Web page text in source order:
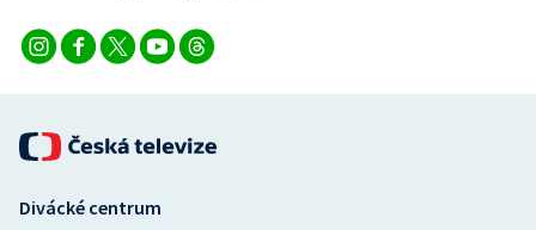
Vodní slalom
Volejbal
Ostatní
Divácké centrum